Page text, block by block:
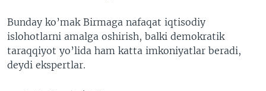
Bunday ko’mak Birmaga nafaqat iqtisodiy
islohotlarni amalga oshirish, balki demokratik
taraqqiyot yo’lida ham katta imkoniyatlar beradi,
deydi ekspertlar.